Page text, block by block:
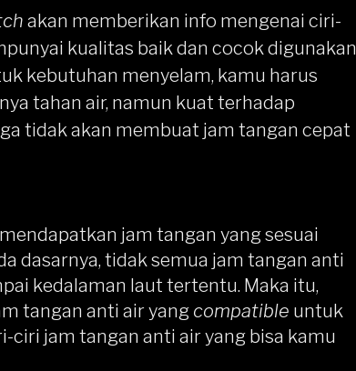
akan memberikan info mengenai ciri-
kualitas baik dan cocok digunakan
kebutuhan menyelam, kamu harus
tahan air, namun kuat terhadap
tidak akan membuat jam tangan cepat
jam tangan yang sesuai
dasarnya, tidak semua jam tangan anti
kedalaman laut tertentu. Maka itu,
tangan anti air yang compatible untuk
ciri jam tangan anti air yang bisa kamu